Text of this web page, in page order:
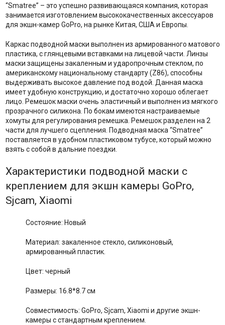
“Smatree” – это успешно развивающаяся компания, которая
занимается изготовлением высококачественных аксессуаров
для экшн-камер GoPro, на рынке Китая, США и Европы.
Каркас подводной маски выполнен из армированного матового
пластика, с глянцевыми вставками на лицевой части. Линзы
маски защищены закаленным и ударопрочным стеклом, по
американскому национальному стандарту (Z86), способны
выдерживать высокое давление под водой. Данная маска
имеет удобную конструкцию, и достаточно хорошо облегает
лицо. Ремешок маски очень эластичный и выполнен из мягкого
прозрачного силикона. По бокам имеются настраиваемые
хомуты для регулирования ремешка. Ремешок разделен на 2
части для лучшего сцепления. Подводная маска “Smatree”
поставляется в удобном пластиковом тубусе, который можно
взять с собой в дальние поездки.
Характеристики подводной маски с
креплением для экшн камеры GoPro,
Sjcam, Xiaomi
Состояние: Новый
Материал: закаленное стекло, силиконовый,
армированный пластик.
Цвет: черный
Размеры: 16.8*8.7 см
Совместимость: GoPro, Sjcam, Xiaomi и другие экшн-
камеры с стандартным креплением.